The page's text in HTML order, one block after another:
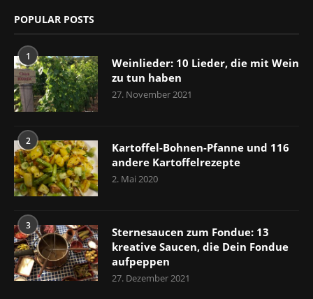
POPULAR POSTS
1
Weinlieder: 10 Lieder, die mit Wein
zu tun haben
27. November 2021
2
Kartoffel-Bohnen-Pfanne und 116
andere Kartoffelrezepte
2. Mai 2020
3
Sternesaucen zum Fondue: 13
kreative Saucen, die Dein Fondue
aufpeppen
27. Dezember 2021